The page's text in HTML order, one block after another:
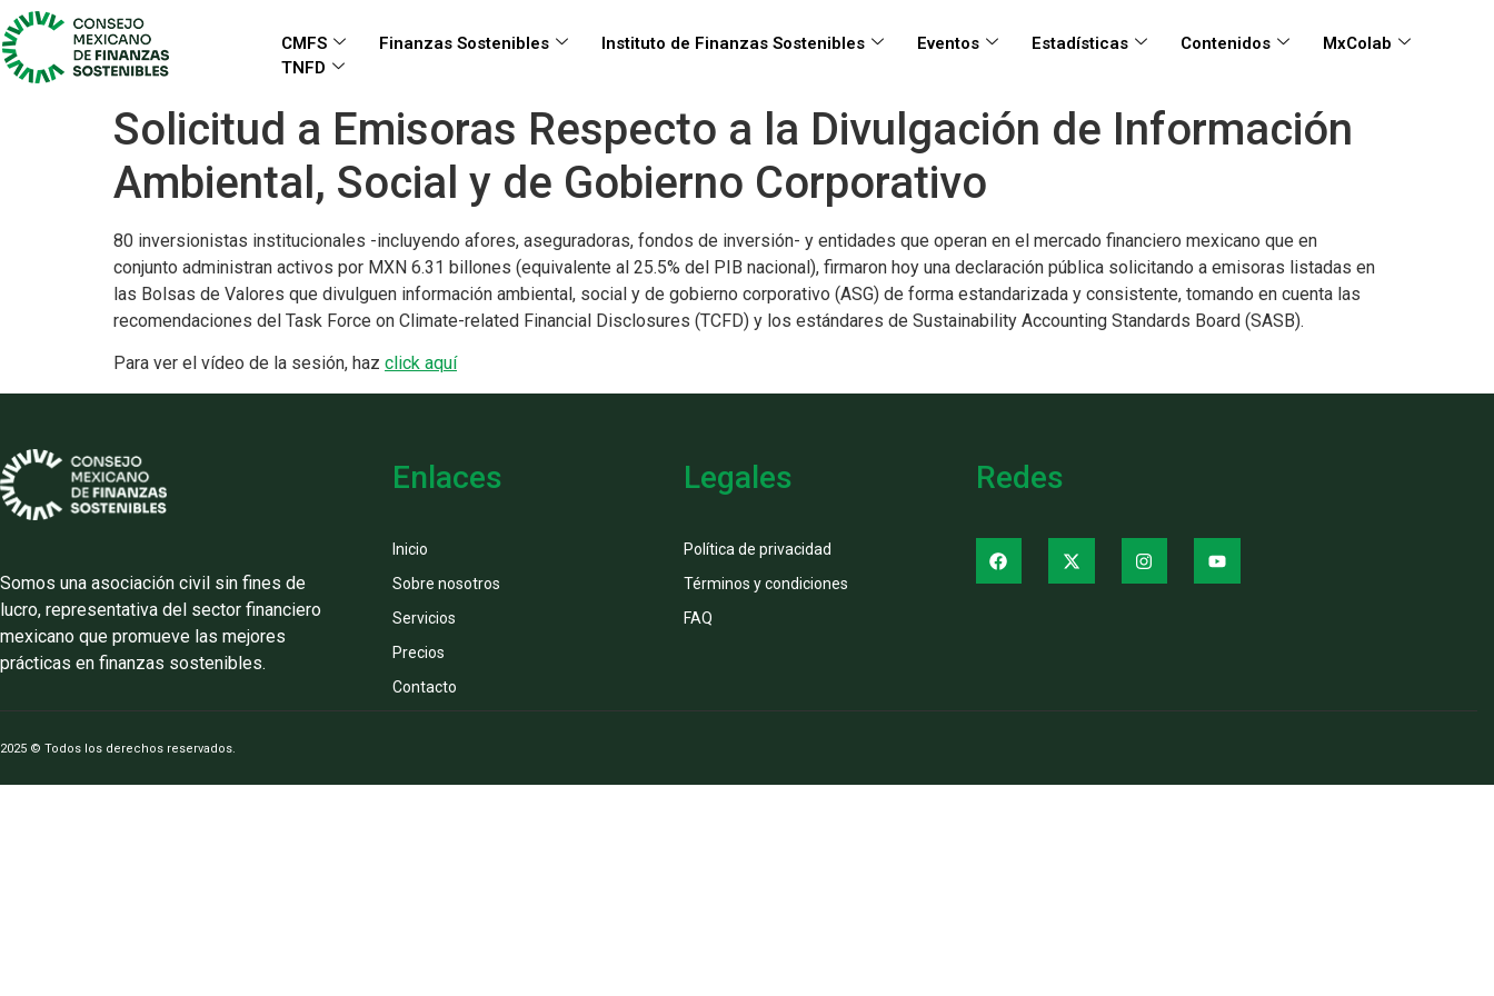
CMFS Finanzas Sostenibles Instituto de Finanzas Sostenibles Eventos Estadísticas Contenidos
MxColab
TNFD
Solicitud a Emisoras Respecto a la Divulgación de Información
Ambiental, Social y de Gobierno Corporativo
80 inversionistas institucionales -incluyendo afores, aseguradoras, fondos de inversión- y entidades que operan en el mercado financiero mexicano que en
conjunto administran activos por MXN 6.31 billones (equivalente al 25.5% del PIB nacional), firmaron hoy una declaración pública solicitando a emisoras listadas en
las Bolsas de Valores que divulguen información ambiental, social y de gobierno corporativo (ASG) de forma estandarizada y consistente, tomando en cuenta las
recomendaciones del Task Force on Climate-related Financial Disclosures (TCFD) y los estándares de Sustainability Accounting Standards Board (SASB).
Para ver el vídeo de la sesión, haz click aquí
Somos una asociación civil sin fines de
lucro, representativa del sector financiero
mexicano que promueve las mejores
prácticas en finanzas sostenibles.
Enlaces
Inicio
Sobre nosotros
Servicios
Precios
Contacto
Legales
Política de privacidad
Términos y condiciones
FAQ
Redes
2025 © Todos los derechos reservados.